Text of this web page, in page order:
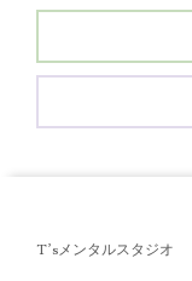
T’sメンタルスタジオ